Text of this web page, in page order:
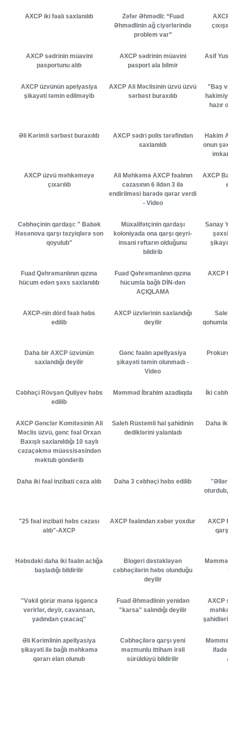
AXCP iki fəalı saxlanılıb
Zəfər Əhmədli: “Fuad
Əhmədlinin ağ ciyərlərində
problem var”
AXCP sədrinin müavini
pasportunu alıb
AXCP sədrinin müavini
pasport ala bilmir
Asif
AXCP üzvünün apelyasiya
şikayəti təmin edilməyib
AXCP Ali Məclisinin üzvü üzvü
sərbəst buraxılıb
"Baş
hazır
Əli Kərimli sərbəst buraxılıb
AXCP sədri polis tərəfindən
saxlanıldı
Hakim
onun
AXCP üzvü mәhkәmәyə
çıxarılıb
Ali Məhkəmə AXCP fəalının
cəzasının 6 ildən 3 ilə
endirilməsi barədə qərar verdi
- Video
AXCP
Cəbhəçinin qardaşı: " Babək
Həsənova qarşı təzyiqlərə son
qoyulub"
Müxalifətçinin qardaşı
koloniyada ona qarşı qeyri-
insani rəftarın olduğunu
bildirib
Sanay
Fuad Qəhrəmanlının qızına
hücum edən şəxs saxlanılıb
Fuad Qəhrəmanlının qızına
hücumla bağlı DİN-dən
AÇIQLAMA
AXCP
AXCP-nin dörd fəalı həbs
edilib
AXCP üzvlərinin saxlandığı
deyilir
Daha bir AXCP üzvünün
saxlandığı deyilir
Gənc fəalın apellyasiya
şikayəti təmin olunmadı -
Video
Cəbhəçi Rövşən Quliyev həbs
edilib
Məmməd İbrahim azadlıqda İki
AXCP Gənclər Komitəsinin Ali
Məclis üzvü, gənc fəal Orxan
Baxışlı saxlanıldığı 10 saylı
cəzaçəkmə müəssisəsindən
məktub göndərib
Saleh Rüstəmli hal şahidinin
dediklərini yalanladı
Daha
Daha iki fəal inzibati cəza alıb Daha 3 cəbhəçi həbs edilib
"25 fəal inzibati həbs cəzası
alıb"-AXCP
AXCP fəalından xəbər yoxdur
AXCP
Həbsdəki daha iki fəalın aclığa
başladığı bildirilir
Blogeri dəstəkləyən
cəbhəçilərin həbs olunduğu
deyilir
''Vəkil görür mənə işgəncə
verirlər, deyir, cavansan,
yadından çıxacaq''
Fuad Əhmədlinin yenidən
"karsa" salındığı deyilir
AXCP
Əli Kərimlinin apellyasiya
şikayəti ilə bağlı məhkəmə
qərarı elan olunub
Cəbhəçilərə qarşı yeni
məzmunlu ittiham irəli
sürüldüyü bildirilir